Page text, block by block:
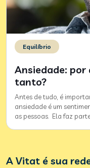
Equilíbrio
Ansiedade: por
tanto?
Antes de tudo, é
ansiedade é um
as pessoas. Ela faz
A Vitat é sua